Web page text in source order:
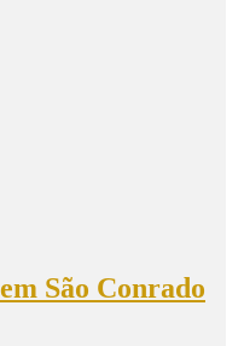
São Conrado